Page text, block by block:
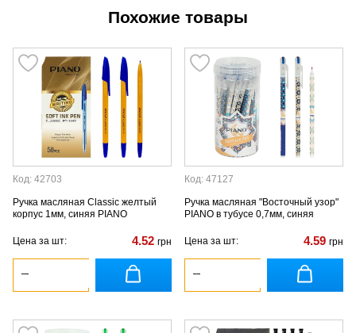
Похожие товары
Код: 42703
Ручка масляная Classic желтый
корпус 1мм, синяя PIANO
Цена за шт: 4.52 грн
Код: 47127
Ручка масляная "Восточный узор"
PIANO в тубусе 0,7мм, синяя
Цена за шт: 4.59 грн